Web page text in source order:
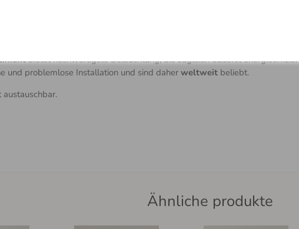
bietet hochwertigste Beleuchtung, die zugleich äußerst
und problemlose Installation und sind daher weltweitbeliebt.
austauschbar.
Ähnliche produkte